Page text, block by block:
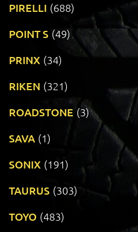
PIRELLI (688)
POINT S (49)
PRINX (34)
RIKEN (321)
ROADSTONE (3)
SAVA (1)
SONIX (191)
TAURUS (303)
TOYO (483)